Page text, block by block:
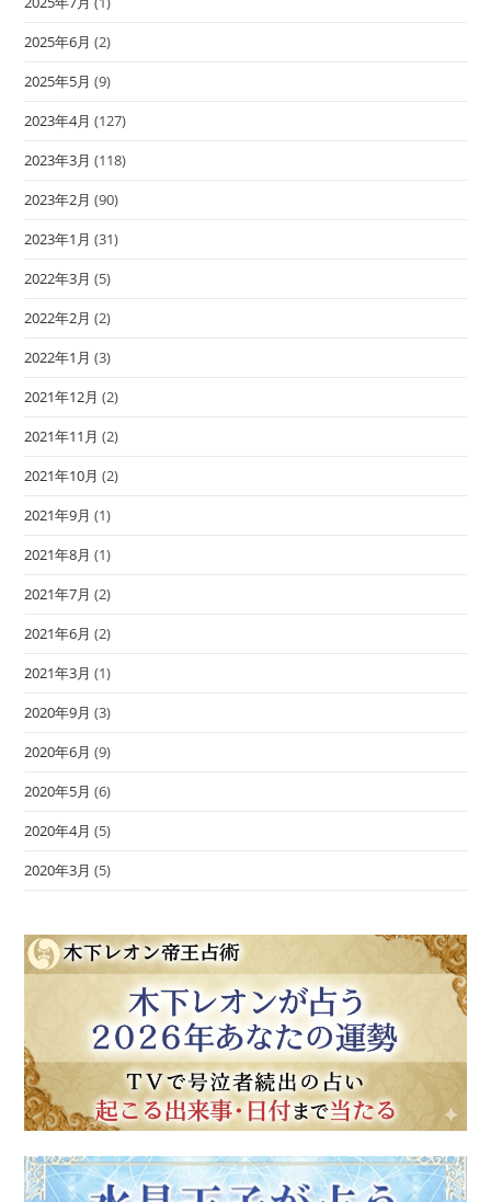
2025年6月 (2)
2025年5月 (9)
2023年4月 (127)
2023年3月 (118)
2023年2月 (90)
2023年1月 (31)
2022年3月 (5)
2022年2月 (2)
2022年1月 (3)
2021年12月 (2)
2021年11月 (2)
2021年10月 (2)
2021年9月 (1)
2021年8月 (1)
2021年7月 (2)
2021年6月 (2)
2021年3月 (1)
2020年9月 (3)
2020年6月 (9)
2020年5月 (6)
2020年4月 (5)
2020年3月 (5)